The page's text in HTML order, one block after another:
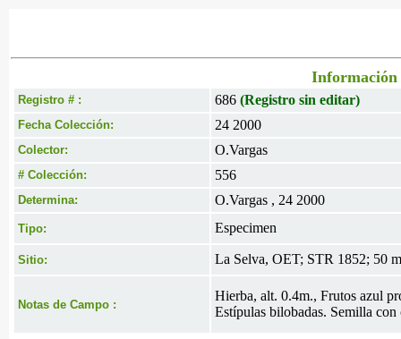
Información
Registro # : 686 (Registro sin editar)
Fecha Colección: 24 2000
Colector: O.Vargas
# Colección: 556
Determina: O.Vargas , 24 2000
Tipo: Especimen
Sitio: La Selva, OET; STR 1852; 50
Notas de Campo :
Hierba, alt. 0.4m., Frutos azul
Estípulas bilobadas. Semilla